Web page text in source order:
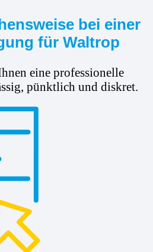
bei einer
für Waltrop
eine professionelle
pünktlich und diskret.